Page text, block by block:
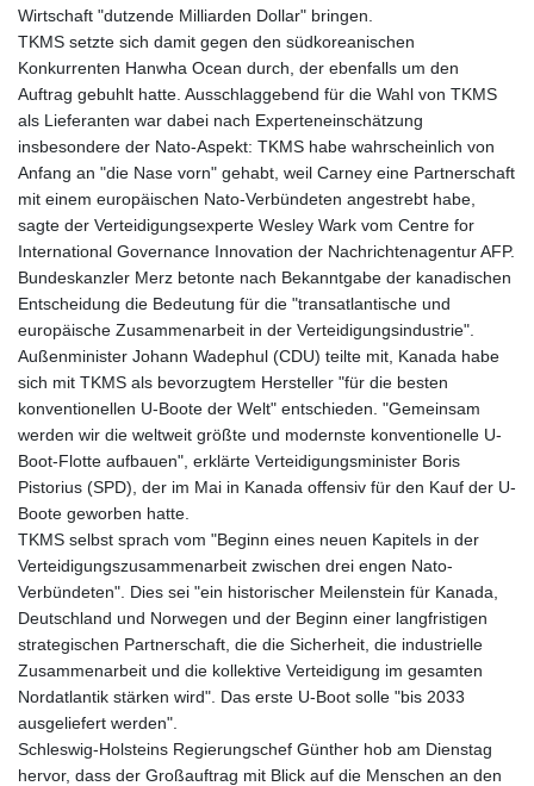
Wirtschaft "dutzende Milliarden Dollar" bringen.
TKMS setzte sich damit gegen den südkoreanischen
Konkurrenten Hanwha Ocean durch, der ebenfalls um den
Auftrag gebuhlt hatte. Ausschlaggebend für die Wahl von TKMS
als Lieferanten war dabei nach Experteneinschätzung
insbesondere der Nato-Aspekt: TKMS habe wahrscheinlich von
Anfang an "die Nase vorn" gehabt, weil Carney eine Partnerschaft
mit einem europäischen Nato-Verbündeten angestrebt habe,
sagte der Verteidigungsexperte Wesley Wark vom Centre for
International Governance Innovation der Nachrichtenagentur AFP.
Bundeskanzler Merz betonte nach Bekanntgabe der kanadischen
Entscheidung die Bedeutung für die "transatlantische und
europäische Zusammenarbeit in der Verteidigungsindustrie".
Außenminister Johann Wadephul (CDU) teilte mit, Kanada habe
sich mit TKMS als bevorzugtem Hersteller "für die besten
konventionellen U-Boote der Welt" entschieden. "Gemeinsam
werden wir die weltweit größte und modernste konventionelle U-
Boot-Flotte aufbauen", erklärte Verteidigungsminister Boris
Pistorius (SPD), der im Mai in Kanada offensiv für den Kauf der U-
Boote geworben hatte.
TKMS selbst sprach vom "Beginn eines neuen Kapitels in der
Verteidigungszusammenarbeit zwischen drei engen Nato-
Verbündeten". Dies sei "ein historischer Meilenstein für Kanada,
Deutschland und Norwegen und der Beginn einer langfristigen
strategischen Partnerschaft, die die Sicherheit, die industrielle
Zusammenarbeit und die kollektive Verteidigung im gesamten
Nordatlantik stärken wird". Das erste U-Boot solle "bis 2033
ausgeliefert werden".
Schleswig-Holsteins Regierungschef Günther hob am Dienstag
hervor, dass der Großauftrag mit Blick auf die Menschen an den